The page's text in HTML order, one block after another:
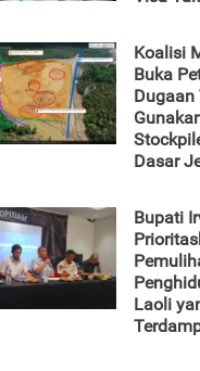
Koalisi
Buka
Dugaan
Dasar
Bupati
Laoli